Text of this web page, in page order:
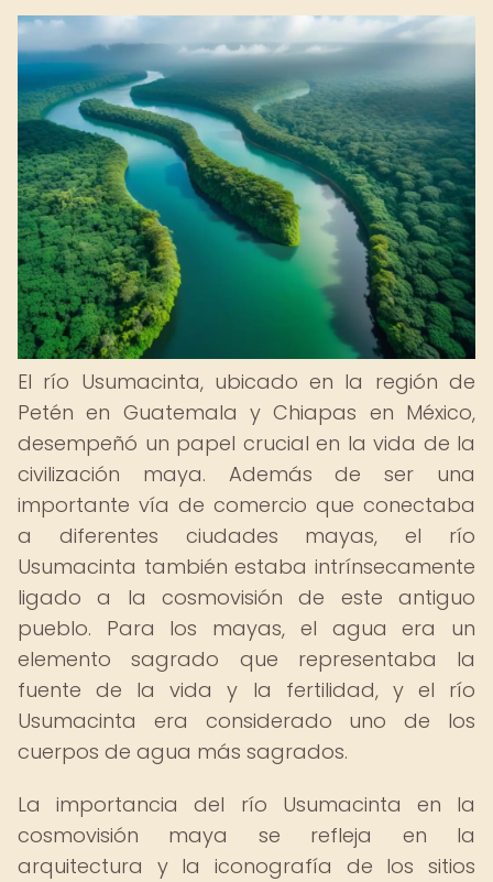
El río Usumacinta, ubicado en la región de
Petén en Guatemala y Chiapas en México,
desempeñó un papel crucial en la vida de la
civilización maya. Además de ser una
importante vía de comercio que conectaba
a diferentes ciudades mayas, el río
Usumacinta también estaba intrínsecamente
ligado a la cosmovisión de este antiguo
pueblo. Para los mayas, el agua era un
elemento sagrado que representaba la
fuente de la vida y la fertilidad, y el río
Usumacinta era considerado uno de los
cuerpos de agua más sagrados.
La importancia del río Usumacinta en la
cosmovisión maya se refleja en la
arquitectura y la iconografía de los sitios